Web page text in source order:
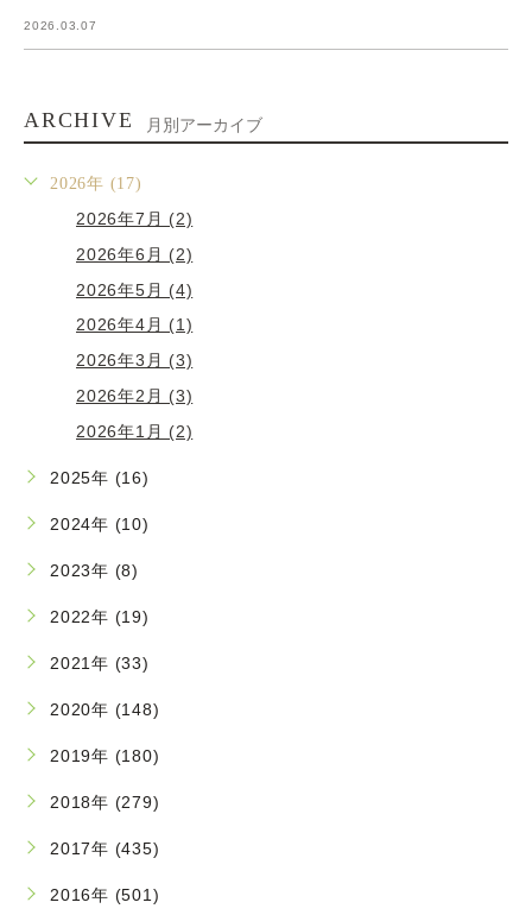
2026.03.07
ARCHIVE 月別アーカイブ
2026年 (17)
2026年7月 (2)
2026年6月 (2)
2026年5月 (4)
2026年4月 (1)
2026年3月 (3)
2026年2月 (3)
2026年1月 (2)
2025年 (16)
2024年 (10)
2023年 (8)
2022年 (19)
2021年 (33)
2020年 (148)
2019年 (180)
2018年 (279)
2017年 (435)
2016年 (501)